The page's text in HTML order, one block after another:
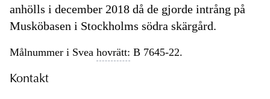
anhölls i december 2018 då de gjorde intrång på
Musköbasen i Stockholms södra skärgård.
Målnummer i Svea hovrätt: B 7645-22.
Kontakt